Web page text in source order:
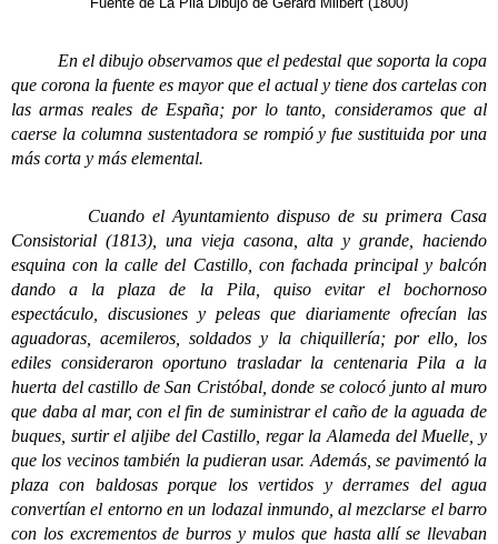
En el dibujo observamos que el pedestal que soporta la copa
que corona la fuente es mayor que el actual y tiene dos cartelas con
las armas reales de España; por lo tanto, consideramos que al
caerse la columna sustentadora se rompió y fue sustituida por una
más corta y más elemental.
Cuando el Ayuntamiento dispuso de su primera Casa
Consistorial (1813), una vieja casona, alta y grande, haciendo
esquina con la calle del Castillo, con fachada principal y balcón
dando a la plaza de la Pila, quiso evitar el bochornoso
espectáculo, discusiones y peleas que diariamente ofrecían las
aguadoras, acemileros, soldados y la chiquillería; por ello, los
ediles consideraron oportuno trasladar la centenaria Pila a la
huerta del castillo de San Cristóbal, donde se colocó junto al muro
que daba al mar, con el fin de suministrar el caño de la aguada de
buques, surtir el aljibe del Castillo, regar la Alameda del Muelle, y
que los vecinos también la pudieran usar. Además, se pavimentó la
plaza con baldosas porque los vertidos y derrames del agua
convertían el entorno en un lodazal inmundo, al mezclarse el barro
con los excrementos de burros y mulos que hasta allí se llevaban